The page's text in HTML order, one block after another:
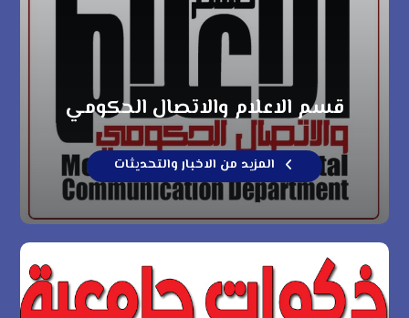
قسم الاعلام والاتصال الحكومي
المزيد من الاخبار والتحديثات